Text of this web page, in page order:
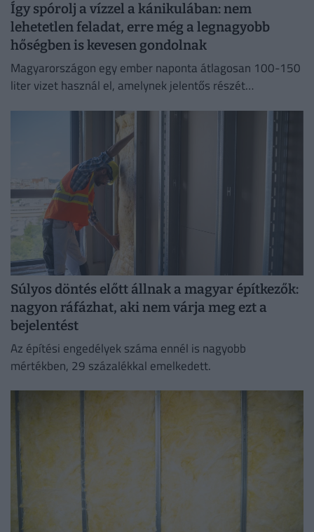
Így spórolj a vízzel a kánikulában: nem
lehetetlen feladat, erre még a legnagyobb
hőségben is kevesen gondolnak
Magyarországon egy ember naponta átlagosan 100-150
liter vizet használ el, amelynek jelentős részét
Súlyos döntés előtt állnak a magyar építkezők:
nagyon ráfázhat, aki nem várja meg ezt a
bejelentést
Az építési engedélyek száma ennél is nagyobb
mértékben, 29 százalékkal emelkedett.